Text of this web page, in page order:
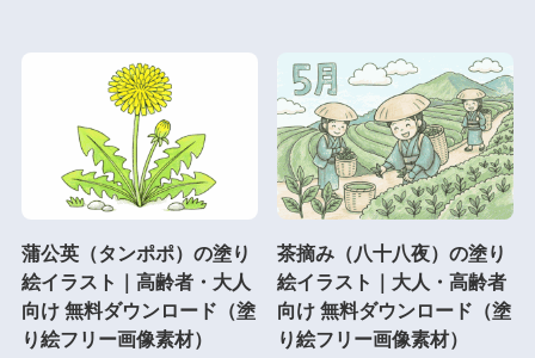
蒲公英（タンポポ）の塗り
絵イラスト｜高齢者・大人
向け 無料ダウンロード（塗
り絵フリー画像素材）
茶摘み（八十八夜）の塗り
絵イラスト｜大人・高齢者
向け 無料ダウンロード（塗
り絵フリー画像素材）